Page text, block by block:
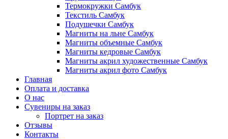
Термокружки Самбук
Текстиль Самбук
Подушечки Самбук
Магниты на льне Самбук
Магниты объемные Самбук
Магниты кедровые Самбук
Магниты акрил художественные Самбук
Магниты акрил фото Самбук
Главная
Оплата и доставка
О нас
Сувениры на заказ
Портрет на заказ
Отзывы
Контакты